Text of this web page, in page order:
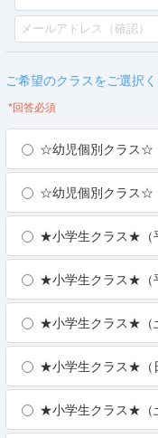
ご希望のクラスをご選択く
*回答必須
☆幼児個別クラス☆
☆幼児個別クラス☆
★小学生クラス★（
★小学生クラス★（
★小学生クラス★（
★小学生クラス★（
★小学生クラス★（